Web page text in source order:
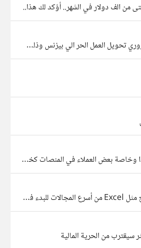
من الف دولار في الشهر.. أؤكد لك هذا..
اتفق معاك جدا بل انا اري انه من الضروري تحويل العمل الحر الي بيزنس وذلك عن طريق اتباع المناهج والآليات المدروسه والتي تختلف من عمل الي عمل اخر
حقيقة ، التعامل مع العملاء متعب جدا وخاصة بعض العملاء في المنصات كخمسات ومستقل حيث ينتصر العميل دائما فيحصل على الخدمة وكذلك يستعيد أمواله مما يجعلنا في قلق دائم من جدية العميل.
عد إدخال البيانات والتعامل مع برامج مثل Excel من أسرع المجالات للبدء في العمل الحر، لكن الكثير من المستقلين الجدد يقعون في أخطاء بسيطة تؤدي إلى ضياع وقت كبير أو تقديم بيانات غير دقيقة للعميل. من وا...
سيقترب من الحرية المالية